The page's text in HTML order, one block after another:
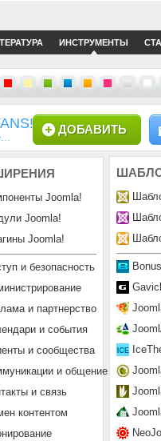
ИНСТРУМЕНТЫ
ДОБАВИТЬ
Joomla!
Joomla!
Joomla!
и безопасность
и партнерство
и события
и сообщества
и общение
и связь
контентом